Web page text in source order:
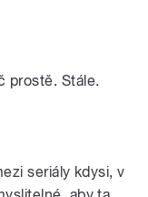
prostě. Stále.
seriály kdysi, v